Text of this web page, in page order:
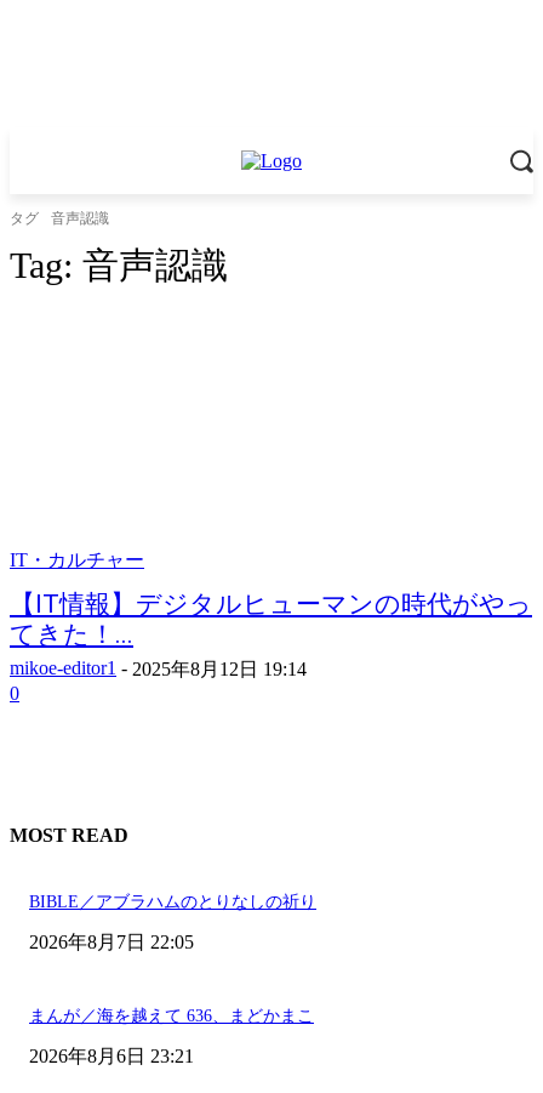
タグ 音声認識
Tag: 音声認識
IT・カルチャー
【IT情報】デジタルヒューマンの時代がやっ
てきた！...
mikoe-editor1 - 2025年8月12日 19:14
0
MOST READ
BIBLE／アブラハムのとりなしの祈り
2026年8月7日 22:05
まんが／海を越えて 636、まどかまこ
2026年8月6日 23:21